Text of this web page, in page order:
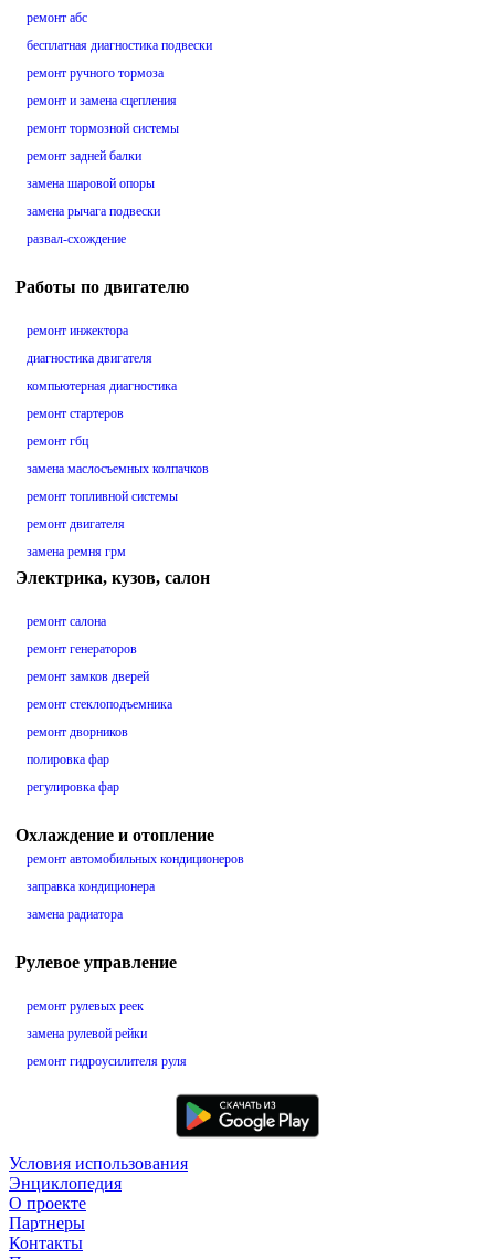
ремонт абс
бесплатная диагностика подвески
ремонт ручного тормоза
ремонт и замена сцепления
ремонт тормозной системы
ремонт задней балки
замена шаровой опоры
замена рычага подвески
развал-схождение
Работы по двигателю
ремонт инжектора
диагностика двигателя
компьютерная диагностика
ремонт стартеров
ремонт гбц
замена маслосъемных колпачков
ремонт топливной системы
ремонт двигателя
замена ремня грм
Электрика, кузов, салон
ремонт салона
ремонт генераторов
ремонт замков дверей
ремонт стеклоподъемника
ремонт дворников
полировка фар
регулировка фар
Охлаждение и отопление
ремонт автомобильных кондиционеров
заправка кондиционера
замена радиатора
Рулевое управление
ремонт рулевых реек
замена рулевой рейки
ремонт гидроусилителя руля
Условия использования
Энциклопедия
О проекте
Партнеры
Контакты